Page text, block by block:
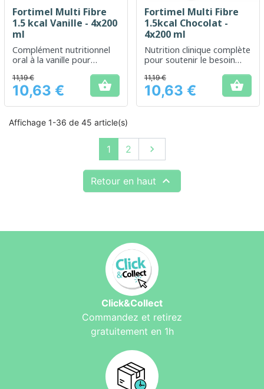
Fortimel Multi Fibre
1.5 kcal Vanille - 4x200
ml
Complément nutritionnel
oral à la vanille pour
énergétiques
Prix
11,19 €
10,63 € 
Fortimel Multi Fibre
1.5kcal Chocolat -
4x200 ml
Nutrition clinique complète
pour soutenir le besoin
Prix
11,19 €
10,63 € 
Affichage 1-36 de 45 article(s)
1 2 Suivant

Retour en haut 
Click&Collect
Commandez et retirez
gratuitement en 1h